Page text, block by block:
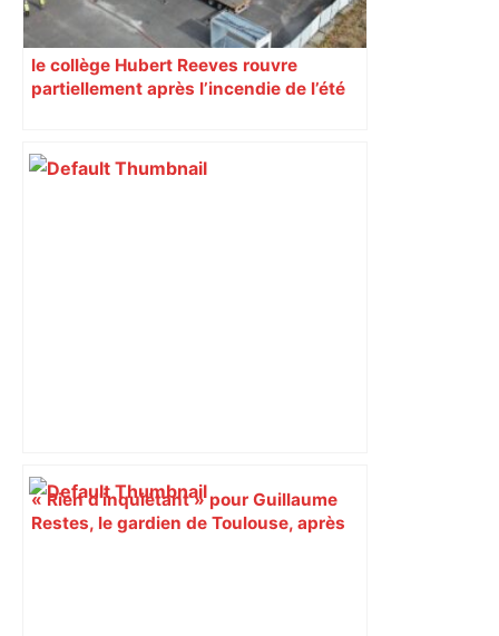
le collège Hubert Reeves rouvre
partiellement après l’incendie de l’été
« Rien d'inquiétant » pour Guillaume
Restes, le gardien de Toulouse, après